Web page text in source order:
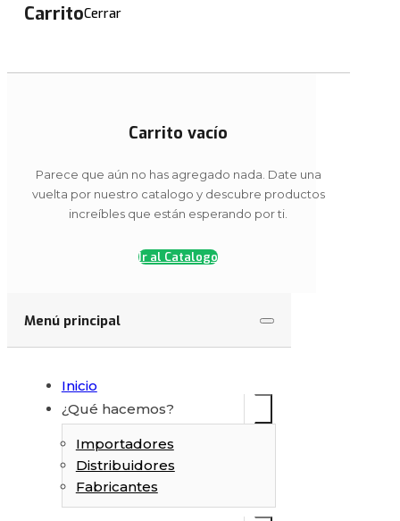
CarritoCerrar
Carrito vacío
Parece que aún no has agregado nada. Date una
vuelta por nuestro catalogo y descubre productos
increíbles que están esperando por ti.
Ir al Catalogo
Finalizar cotización
Menú principal
Inicio
¿Qué hacemos?
Importadores
Distribuidores
Fabricantes